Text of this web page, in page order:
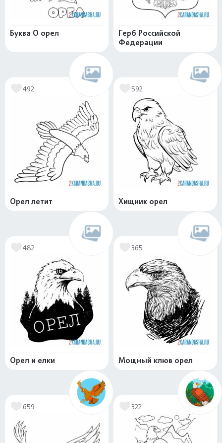
Буква О орел
Герб Российской
Федерации
492
Орел летит
592
Хищник орел
482
Орел и елки
365
Мощный клюв орел
659 322